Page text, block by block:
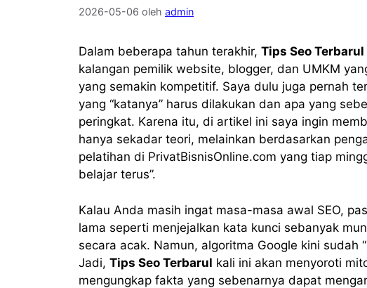
2026-05-06 oleh admin
Dalam beberapa tahun terakhir, Tips Seo Terbarul
kalangan pemilik website, blogger, dan UMKM
yang semakin kompetitif. Saya dulu juga pernah
yang “katanya” harus dilakukan dan apa yang
peringkat. Karena itu, di artikel ini saya ingin
hanya sekadar teori, melainkan berdasarkan
pelatihan di PrivatBisnisOnline.com yang tiap
belajar terus”.
Kalau Anda masih ingat masa-masa awal SEO,
lama seperti menjejalkan kata kunci sebanyak
secara acak. Namun, algoritma Google kini sudah
Jadi, Tips Seo Terbarul kali ini akan menyoroti
mengungkap fakta yang sebenarnya dapat